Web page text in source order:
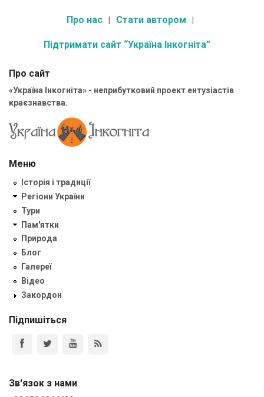
Про нас Стати автором
Підтримати сайт “Україна Інкогніта”
Про сайт
«Україна Інкогніта» - неприбутковий проект ентузіастів
краєзнавства.
Меню
Історія і традиції
Регіони України
Тури
Пам'ятки
Природа
Блог
Галереї
Відео
Закордон
Підпишіться
Зв'язок з нами